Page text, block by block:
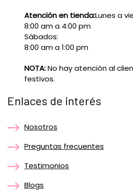
Atención en tienda:Lunes a
8:00 am a 4:00 pm
Sábados:
8:00 am a 1:00 pm
NOTA:No hay atención al
festivos.
Enlaces de interés
Nosotros
Preguntas frecuentes
Testimonios
Blogs